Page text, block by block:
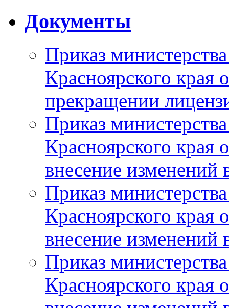
Документы
Приказ
Красноярского
прекращении
Приказ
Красноярского
внесение изменений
Приказ
Красноярского
внесение изменений
Приказ
Красноярского